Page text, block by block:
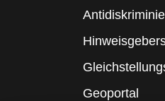
Geoportal